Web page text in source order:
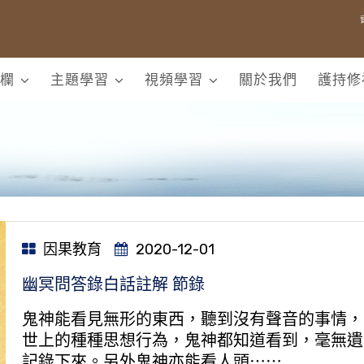
主題學習 視頻學習 關於我們 護持
因果教育 2020-12-01
幽冥問答錄白話註解 節錄
鬼神能看見無形的東西，聽到沒有聲音的事情
世上的種種思想行為，鬼神都知道看到，毫無